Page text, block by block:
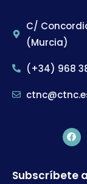
C/
(Murcia)
(+34) 968
Subscríbete